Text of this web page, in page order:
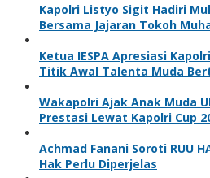
Kapolri Listyo Sigit Hadiri
Bersama Jajaran Tokoh
Ketua IESPA Apresiasi
Titik Awal Talenta Muda
Wakapolri Ajak Anak Muda
Prestasi Lewat Kapolri Cup
Achmad Fanani Soroti RUU
Hak Perlu Diperjelas